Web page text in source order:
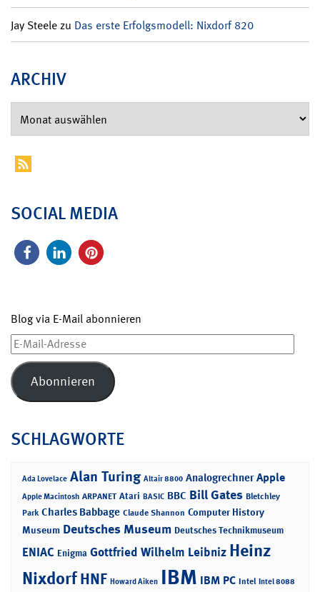
Jay Steelezu Das erste Erfolgsmodell: Nixdorf 820
ARCHIV
SOCIAL MEDIA
Blog via E-Mail abonnieren
E-
Mail-
Adresse
Abonnieren
SCHLAGWORTE
Ada Lovelace Alan Turing Altair 8800 Analogrechner Apple
Apple Macintosh ARPANET Atari BASIC BBC Bill Gates Bletchley
Park Charles Babbage Claude Shannon Computer History
Museum Deutsches Museum Deutsches Technikmuseum
ENIAC Enigma Gottfried Wilhelm Leibniz Heinz
NixdorfHNF Howard Aiken IBM IBM PC Intel Intel 8088